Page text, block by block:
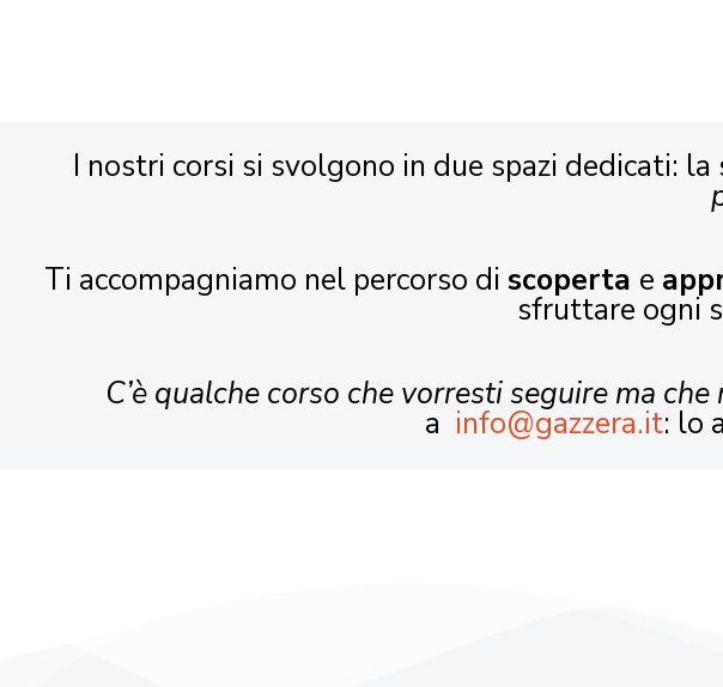
I nostri corsi si svolgono in due spazi dedicati: la
Ti accompagniamo nel percorso di scoperta e
sfruttare ogni
C’è qualche corso che vorresti seguire ma
a info@gazzera.it: lo